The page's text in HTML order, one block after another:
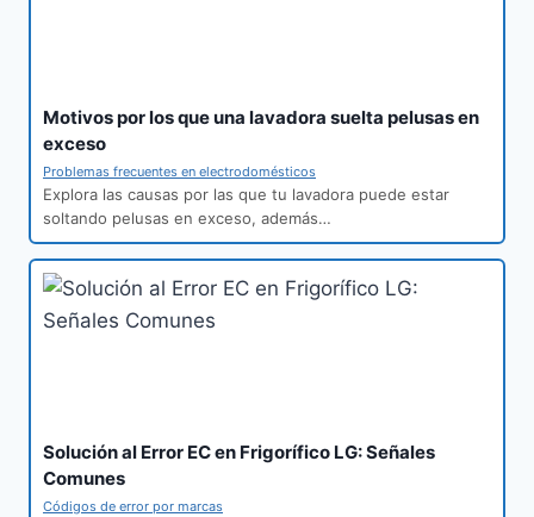
Motivos por los que una lavadora suelta pelusas en
exceso
Problemas frecuentes en electrodomésticos
Explora las causas por las que tu lavadora puede estar
soltando pelusas en exceso, además…
Solución al Error EC en Frigorífico LG: Señales
Comunes
Códigos de error por marcas